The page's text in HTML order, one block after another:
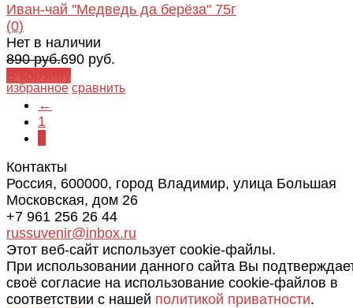
избранное сравнить
Иван-чай "Медведь да берёза" 75г
(0)
Нет в наличии
890 руб.690 руб.
В корзину
←
1
Контакты
Россия, 600000, город Владимир, улица Большая
Московская, дом 26
+7 961 256 26 44
russuvenir@inbox.ru
Этот веб-сайт использует cookie-файлы.
При использовании данного сайта Вы
своё согласие на использование cookie-файлов в
соответствии с нашей политикой приватности.